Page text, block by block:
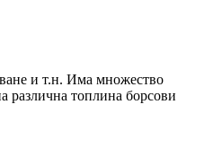
и т.н. Има множество
различна топлина борсови